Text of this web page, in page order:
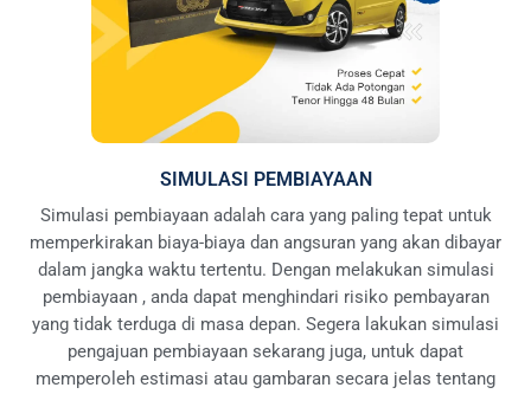
SIMULASI PEMBIAYAAN
Simulasi pembiayaan adalah cara yang paling tepat untuk
memperkirakan biaya-biaya dan angsuran yang akan dibayar
dalam jangka waktu tertentu. Dengan melakukan simulasi
pembiayaan , anda dapat menghindari risiko pembayaran
yang tidak terduga di masa depan. Segera lakukan simulasi
pengajuan pembiayaan sekarang juga, untuk dapat
memperoleh estimasi atau gambaran secara jelas tentang